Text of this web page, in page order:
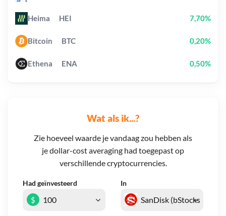
Wat als ik...?
Zie hoeveel waarde je vandaag zou hebben als
je dollar-cost averaging had toegepast op
verschillende cryptocurrencies.
Had geïnvesteerd In
$
Heima HEI 7,70%
Bitcoin BTC 0,20%
Ethena ENA 0,50%